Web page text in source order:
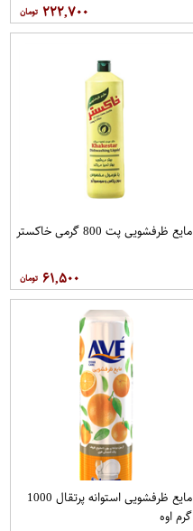
۲۲۲,۷۰۰
مایع ظرفشویی پت 800 گرمی خاکستر
۶۱,۵۰۰
مایع ظرفشویی استوانه پرتقال 1000
گرم اوه